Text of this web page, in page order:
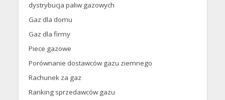
dystrybucja paliw gazowych
Gaz dla domu
Gaz dla firmy
Piece gazowe
Porównanie dostawców gazu ziemnego
Rachunek za gaz
Ranking sprzedawców gazu